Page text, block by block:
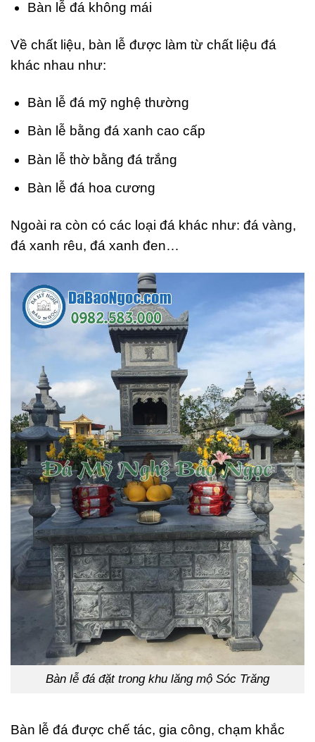
Bàn lễ đá không mái
Về chất liệu, bàn lễ được làm từ chất liệu đá
khác nhau như:
Bàn lễ đá mỹ nghệ thường
Bàn lễ bằng đá xanh cao cấp
Bàn lễ thờ bằng đá trắng
Bàn lễ đá hoa cương
Ngoài ra còn có các loại đá khác như: đá vàng,
đá xanh rêu, đá xanh đen…
Bàn lễ đá đặt trong khu lăng mộ Sóc Trăng
Bàn lễ đá được chế tác, gia công, chạm khắc